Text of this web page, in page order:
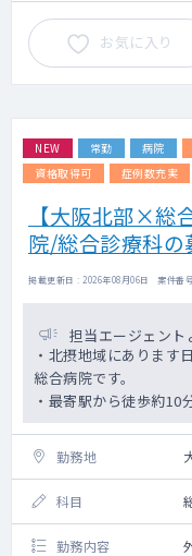
お気に入り
NEW 常勤 病院
資格取得可
症例数充実
【大阪北部×
院/総合診療科の
掲載更新日 : 2026年08月06日 案件番
担当エージェント
・北摂地域にあります
総合病院です。
・最寄駅から徒歩約10
勤務地
科目
勤務内容